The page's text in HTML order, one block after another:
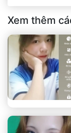
Xem thêm